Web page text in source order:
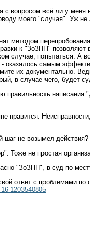
с вопросом всё ли у меня
моего "случая". Уж не
методом
к "ЗоЗПП"
случае, попытаться. А
оказалось самым
их документально.
в случае чего, будет
написания
нравится.
шаг не возымел действия?
Тоже не простая
"ЗоЗПП", в суд по
ответ с проблемами по
1203540805